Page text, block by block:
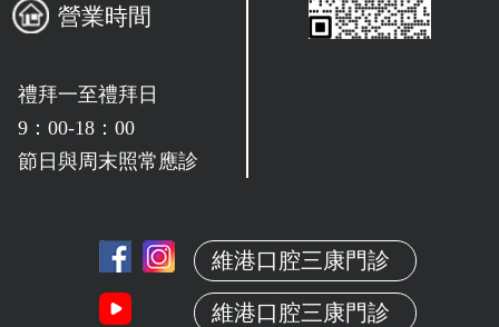
營業時間
禮拜一至禮拜日
9：00-18：00
節日與周末照常應診
維港口腔三康門診
維港口腔三康門診